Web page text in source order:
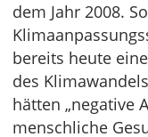
dem Jahr 2008.
bereits heute
des
hätten „negative
menschliche